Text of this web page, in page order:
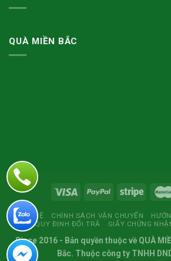
QUÀ MIỀN BẮC
LIÊN HỆ CHÍNH SÁCH VẬN CHUYỂN
QUY ĐỊNH ĐỔI TRẢ
GIẤY CHỨNG
Since 2016 - Bản quyền thuộc về QUÀ
Bắc. Thuộc công ty TNHH